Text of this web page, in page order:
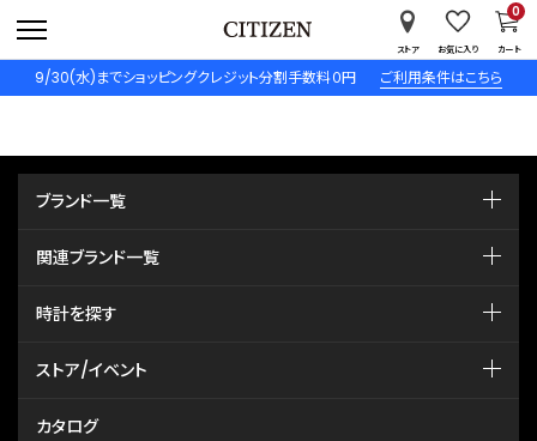
9/30(水)までショッピングクレジット分割手数料０円 ご利用条件はこちら
ストア お気に入り カート
0
ブランド一覧
関連ブランド一覧
時計を探す
ストア/イベント
カタログ